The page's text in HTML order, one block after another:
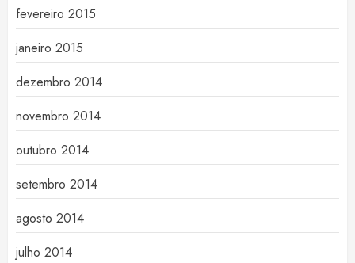
fevereiro 2015
janeiro 2015
dezembro 2014
novembro 2014
outubro 2014
setembro 2014
agosto 2014
julho 2014